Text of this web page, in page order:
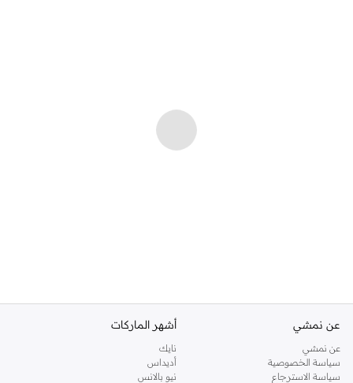
عن نمشي
عن نمشي
سياسة الخصوصية
سياسة الاسترجاع
أشهر الماركات
نايك
أديداس
نيو بالانس